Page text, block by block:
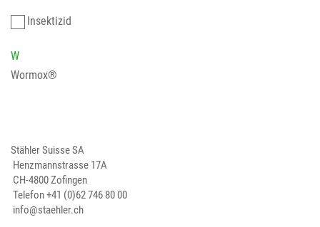
Insektizid
W
Wormox®
Stähler Suisse SA
Henzmannstrasse 17A
CH-4800 Zofingen
Telefon+41 (0)62 746 80 00
info@staehler.ch